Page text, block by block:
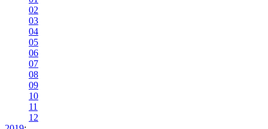
02
03
04
05
06
07
08
09
10
11
12